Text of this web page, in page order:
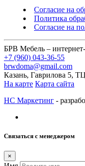
Согласие на
Политика
Согласие на
БРВ Мебель –
+7 (960) 043-36-55
brwdoma@gmail.com
Казань, Гаврилова 5,
На карте Карта сайта
НС Маркетинг -
Связаться с менеджером
×